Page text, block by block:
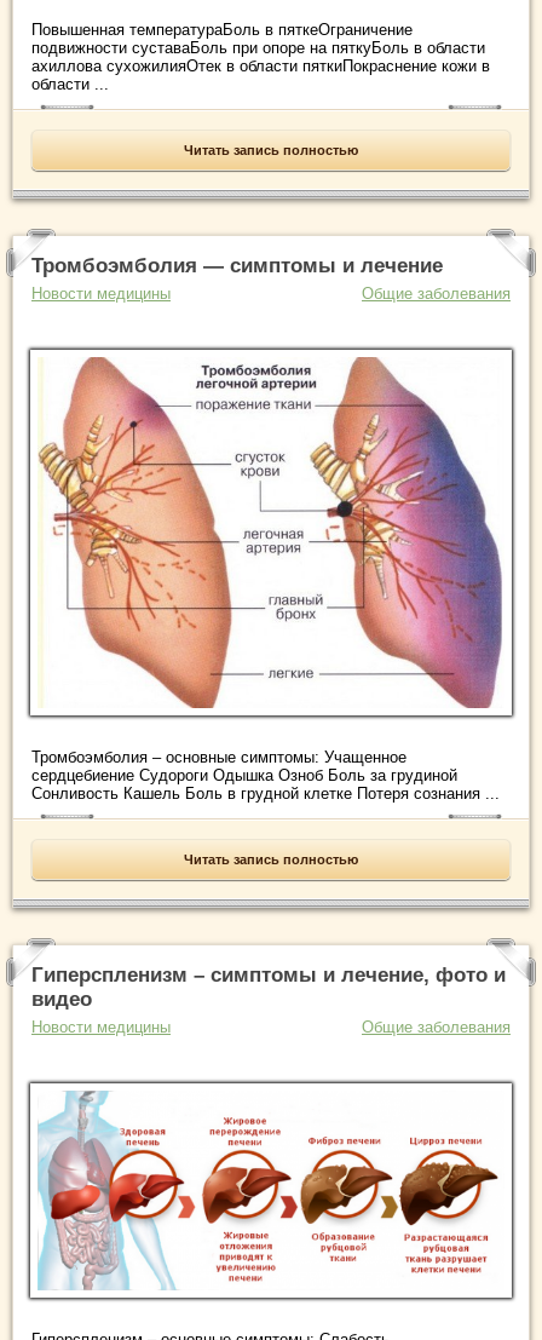
Повышенная температураБоль в пяткеОграничение
подвижности суставаБоль при опоре на пяткуБоль в области
ахиллова сухожилияОтек в области пяткиПокраснение кожи в
области ...
Читать запись полностью
Тромбоэмболия — симптомы и лечение
Новости медицины Общие заболевания
Тромбоэмболия – основные симптомы: Учащенное
сердцебиение Судороги Одышка Озноб Боль за грудиной
Сонливость Кашель Боль в грудной клетке Потеря сознания ...
Читать запись полностью
Гиперспленизм – симптомы и лечение, фото и
видео
Новости медицины Общие заболевания